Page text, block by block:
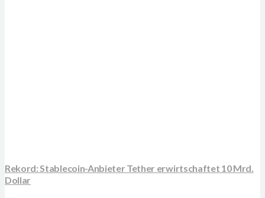
Rekord: Stablecoin-Anbieter Tether erwirtschaftet 10 Mrd.
Dollar